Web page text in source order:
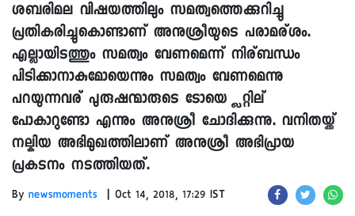
ശബരിമല വിഷയത്തിലും സമത്വത്തെക്കുറിച്ചു
പ്രതികരിച്ചുകൊണ്ടാണ് അനുശ്രീയുടെ പരാമര്ശം.
എല്ലായിടത്തും സമത്വം വേണമെന്ന് നിര്ബന്ധം
പിടിക്കാനാകുമോയെന്നും സമത്വം വേണമെന്നു
പറയുന്നവര് പുരുഷന്മാരുടെ ടോയ്ലെറ്റില്
പോകാറുണ്ടോ എന്നും അനുശ്രീ ചോദിക്കുന്നു. വനിതയ്ക്ക്
നല്കിയ അഭിമുഖത്തിലാണ് അനുശ്രീ അഭിപ്രായ
പ്രകടനം നടത്തിയത്.
By newsmoments | Oct 14, 2018, 17:29 IST